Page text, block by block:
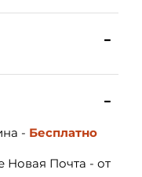
- Бесплатно
Новая Почта - от